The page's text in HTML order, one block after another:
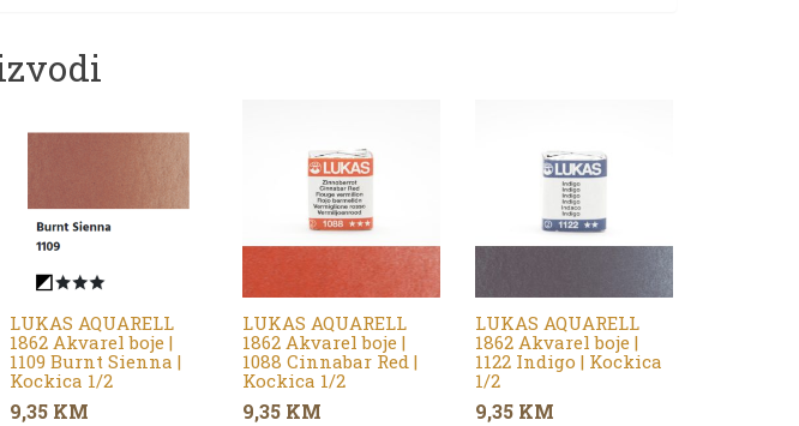
LUKAS AQUARELL
1862 Akvarel boje |
1109 Burnt Sienna |
Kockica 1/2
9,35 KM
LUKAS AQUARELL
1862 Akvarel boje |
1088 Cinnabar Red |
Kockica 1/2
9,35 KM
LUKAS AQUARELL
1862 Akvarel boje |
1122 Indigo | Kockica
1/2
9,35 KM